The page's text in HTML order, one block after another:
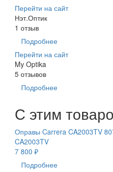
Перейти на сайт
Нэт.Оптик
1 отзыв
Подробнее
Перейти на сайт
My Optika
5 отзывов
Подробнее
С этим
Оправы Carrera CA2003TV
CA2003TV
7 800 ₽
Подробнее